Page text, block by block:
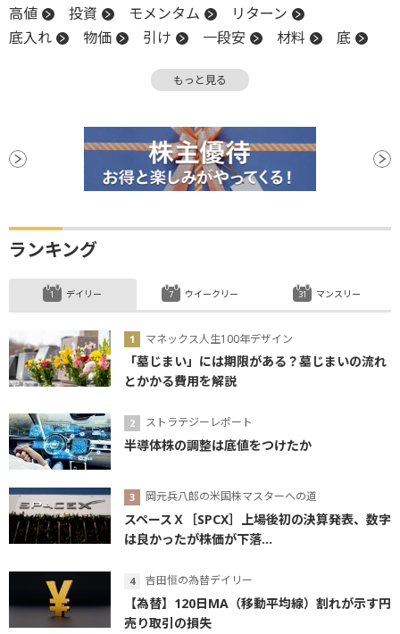
高値
投資 モメンタム
リターン
底入れ
物価 引け 一段安 材料
底
もっと見る
ランキング
デイリー
マネックス人生100年デザイン
「墓じまい」には期限がある？墓じまいの流れ
とかかる費用を解説
ストラテジーレポート
半導体株の調整は底値をつけたか
岡元兵八郎の米国株マスターへの道
スペースＸ［SPCX］上場後初の決算発表、数字
は良かったが株価が下落...
吉田恒の為替デイリー
【為替】120日MA（移動平均線）割れが示す円
売り取引の損失
ウイークリー マンスリー